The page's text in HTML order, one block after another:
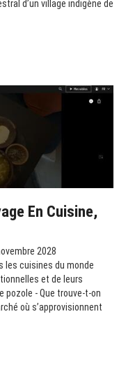
d’un village indigène de
En Cuisine,
2028
les cuisines du monde
et de leurs
pozole - Que trouve-t-on
où s’approvisionnent